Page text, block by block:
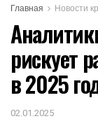
Главная Новости
рискует
в 2025
02.01.2025